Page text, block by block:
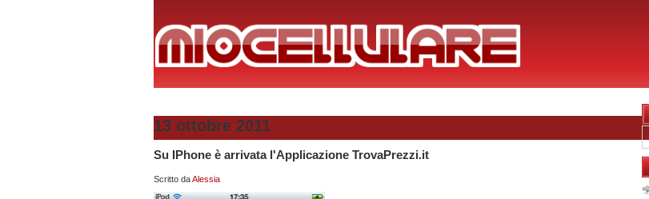
13 ottobre 2011
Su IPhone è arrivata l'Applicazione TrovaPrezzi.it
Scritto daAlessia